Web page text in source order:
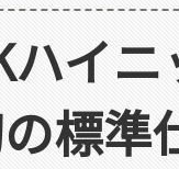
ハイ
標準